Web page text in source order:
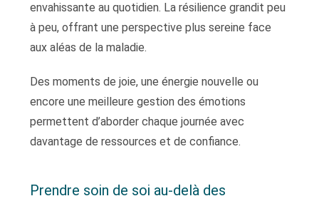
envahissante au quotidien. La résilience grandit peu
à peu, offrant une perspective plus sereine face
aux aléas de la maladie.
Des moments de joie, une énergie nouvelle ou
encore une meilleure gestion des émotions
permettent d’aborder chaque journée avec
davantage de ressources et de confiance.
Prendre soin de soi au-delà des